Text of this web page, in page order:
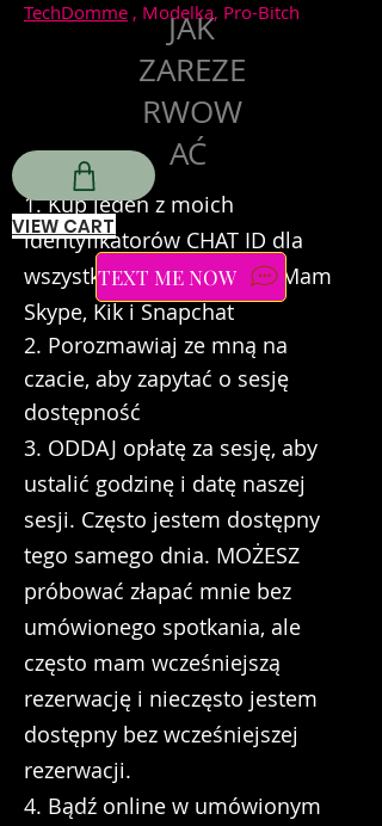
JAK
ZAREZE
RWOW
AĆ
1. Kup jeden z moich
identyfikatorów CHAT ID dla
wszystkich sesji na żywo. Mam
Skype, Kik i Snapchat
2. Porozmawiaj ze mną na
czacie, aby zapytać o sesję
dostępność
3. ODDAJ opłatę za sesję, aby
ustalić godzinę i datę naszej
sesji. Często jestem dostępny
tego samego dnia. MOŻESZ
próbować złapać mnie bez
umówionego spotkania, ale
często mam wcześniejszą
rezerwację i nieczęsto jestem
dostępny bez wcześniejszej
rezerwacji.
4. Bądź online w umówionym
TechDomme , Modelka, Pro-Bitch
VIEW CART
TEXT ME NOW